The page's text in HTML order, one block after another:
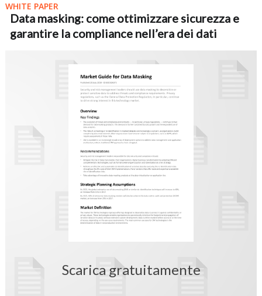
WHITE PAPER
Data masking: come ottimizzare sicurezza e
garantire la compliance nell’era dei dati
Scarica gratuitamente